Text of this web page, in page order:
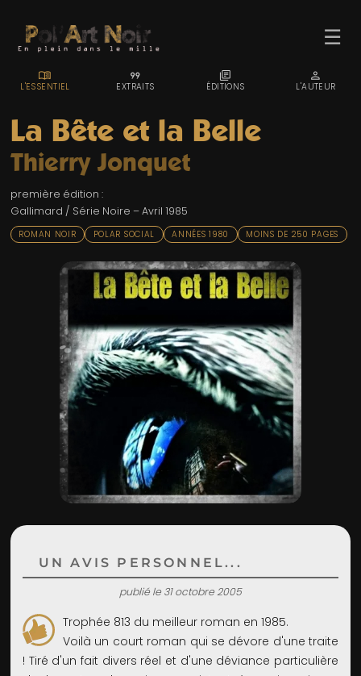
☰
ACCUEIL
TROMBINO
INDEX
RECHERCHE
LIENS & FESTIVALS
UN POLAR AU HASARD
La Bête et la Belle
Thierry Jonquet
première édition :
Gallimard / Série Noire – Avril 1985
ROMAN NOIR POLAR SOCIAL ANNÉES 1980 MOINS DE 250 PAGES
UN AVIS PERSONNEL...
publié le 31 octobre 2005
Trophée 813 du meilleur roman en 1985.
Voilà un court roman qui se dévore d'une traite
! Tiré d'un fait divers réel et d'une déviance particulière
MENU_BOOK
L'ESSENTIEL
FORMAT_QUOTE
EXTRAITS
LIBRARY_BOOKS
ÉDITIONS
PERSON
L'AUTEUR